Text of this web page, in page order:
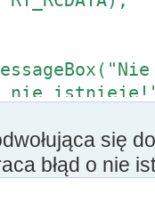
;
>
,Size);
0 ;
(Size
nie
się
błąd o nie